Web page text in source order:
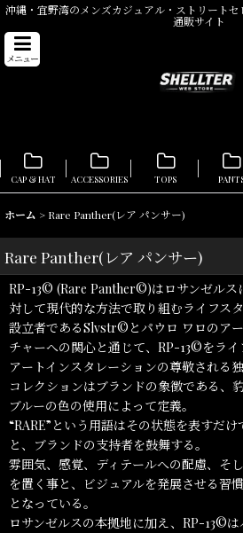
沖縄・宜野湾のメンズカジュアル・ストリートセ
通販サイト
メニュー
CAP & HAT ACCESSORIES TOPS
ホーム > Rare Panther(レア パンサー)
Rare Panther(レア パンサー)
RP-13© (Rare Panther©)はロサンゼルス
対して現代的な方法で取り組むライフスタ
設立者であるSlvstr©とパウロ ワロのア
チャーへの関心と通じて、RP-13©をラ
アートインスタレーションの尊敬される
コレクションはブランドの象徴である、
ブルーの色の使用によって定義。
“RARE”という用語はその状態を表すだ
と、ブランドの支持者を鼓舞する。
雰囲気、感覚、ディテールへの配慮、そ
を置く事と、ビジュアルを発展させる習
となっている。
ロサンゼルスの本拠地に加え、RP-13©